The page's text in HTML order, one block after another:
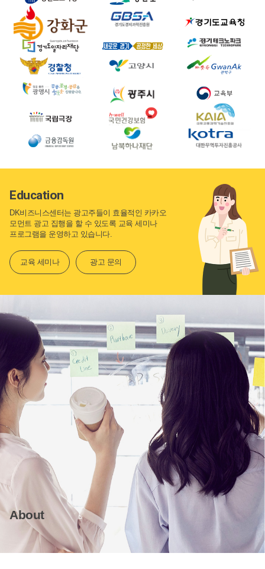
Education
DK비즈니스센터는 광고주들이 효율적인 카카오
모먼트 광고 집행을 할 수 있도록 교육 세미나
프로그램을 운영하고 있습니다.
교육 세미나 광고 문의
About